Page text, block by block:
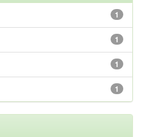
1
1
1
1